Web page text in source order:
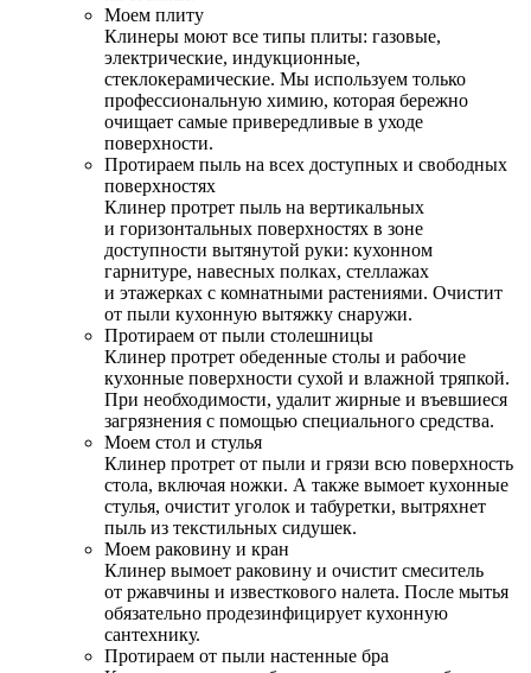
Моем плиту
Клинеры моют все типы плиты: газовые,
электрические, индукционные,
стеклокерамические. Мы используем только
профессиональную химию, которая бережно
очищает самые привередливые в уходе
поверхности.
Протираем пыль на всех доступных и свободных
поверхностях
Клинер протрет пыль на вертикальных
и горизонтальных поверхностях в зоне
доступности вытянутой руки: кухонном
гарнитуре, навесных полках, стеллажах
и этажерках с комнатными растениями. Очистит
от пыли кухонную вытяжку снаружи.
Протираем от пыли столешницы
Клинер протрет обеденные столы и рабочие
кухонные поверхности сухой и влажной тряпкой.
При необходимости, удалит жирные и въевшиеся
загрязнения с помощью специального средства.
Моем стол и стулья
Клинер протрет от пыли и грязи всю поверхность
стола, включая ножки. А также вымоет кухонные
стулья, очистит уголок и табуретки, вытряхнет
пыль из текстильных сидушек.
Моем раковину и кран
Клинер вымоет раковину и очистит смеситель
от ржавчины и известкового налета. После мытья
обязательно продезинфицирует кухонную
сантехнику.
Протираем от пыли настенные бра